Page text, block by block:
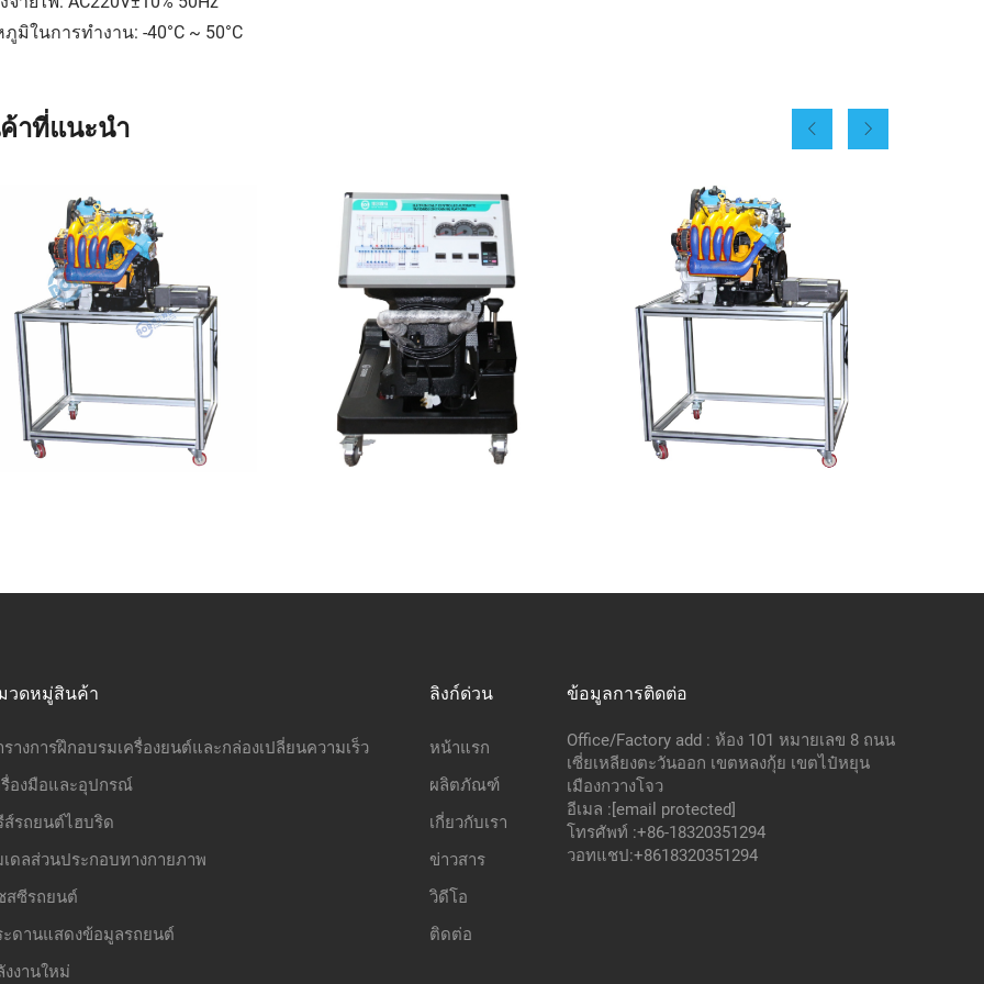
มิในการทำงาน: -40°C ~ 50°C
าที่แนะนำ
วดหมู่สินค้า
รางการฝึกอบรมเครื่องยนต์และกล่องเปลี่ยนความเร็ว
รื่องมือและอุปกรณ์
ส์รถยนต์ไฮบริด
เดลส่วนประกอบทางกายภาพ
สซีรถยนต์
ะดานแสดงข้อมูลรถยนต์
งงานใหม่
ลิงก์ด่วน
หน้าแรก
ผลิตภัณฑ์
เกี่ยวกับเรา
ข่าวสาร
วิดีโอ
ติดต่อ
ข้อมูลการติดต่อ
Office/Factory add : ห้อง 101 หมายเลข 8 ถนน
เซี่ยเหลียงตะวันออก เขตหลงกุ้ย เขตไป๋หยุน
เมืองกวางโจว
อีเมล :[email protected]
โทรศัพท์ :+86-18320351294
วอทแชป:+8618320351294